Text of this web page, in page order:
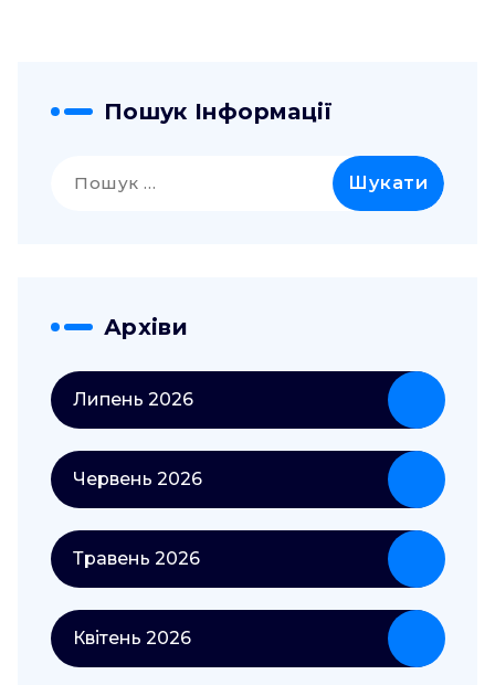
Пошук Інформації
Архіви
Липень 2026
Червень 2026
Травень 2026
Квітень 2026